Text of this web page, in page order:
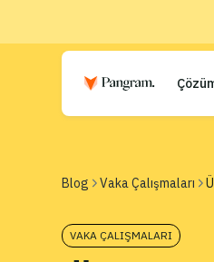
Blog Vaka Çalışmaları
VAKA ÇALIŞMALARI